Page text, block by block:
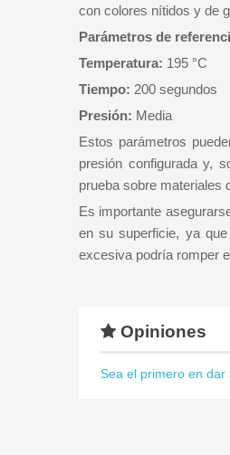
con colores nítidos y de
Parámetros de
Temperatura: 195 °C
Tiempo: 200 segundos
Presión: Media
Estos parámetros
presión configurada y,
prueba sobre materiales
Es importante
en su superficie, ya
excesiva podría romper
Opiniones
Sea el primero en dar